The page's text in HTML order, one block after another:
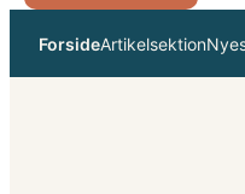
indhold
ForsideArtikelsektion